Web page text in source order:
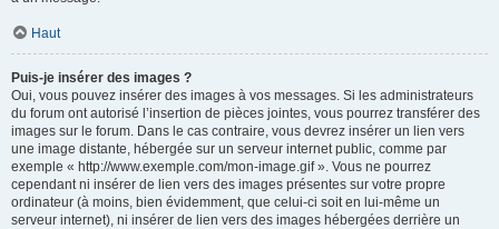
Haut
Puis-je insérer des images ?
Oui, vous pouvez insérer des images à vos messages. Si les administrateurs
du forum ont autorisé l’insertion de pièces jointes, vous pourrez transférer des
images sur le forum. Dans le cas contraire, vous devrez insérer un lien vers
une image distante, hébergée sur un serveur internet public, comme par
exemple « http://www.exemple.com/mon-image.gif ». Vous ne pourrez
cependant ni insérer de lien vers des images présentes sur votre propre
ordinateur (à moins, bien évidemment, que celui-ci soit en lui-même un
serveur internet), ni insérer de lien vers des images hébergées derrière un